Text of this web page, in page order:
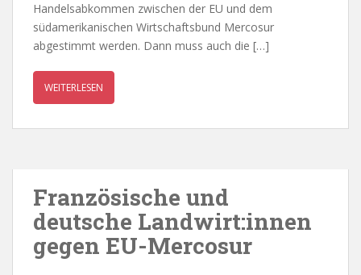
Handelsabkommen zwischen der EU und dem
südamerikanischen Wirtschaftsbund Mercosur
abgestimmt werden. Dann muss auch die […]
WEITERLESEN
Französische und
deutsche Landwirt:innen
gegen EU-Mercosur